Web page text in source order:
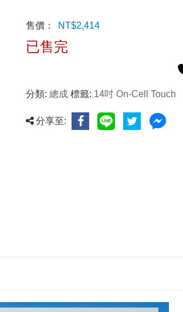
售價： NT$2,414
已售完
分類:總成 標籤: 14吋 On-Cell Touch
分享至: